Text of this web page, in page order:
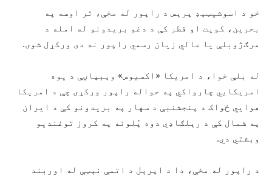
خو د اسوشیټېډ پرېس د راپور له مخې، تر اوسه په
بحرین، کویت او قطر کې د دغو بریدونو له امله د
مرګ‌ژوبلې یا مالي زیان رسمي راپور نه دی ورکړل شوی.
له بلې خوا، د امریکا «اکسیوس» وېبپاڼې د یوه
امریکايي چارواکي په حواله راپور ورکړی چې د امریکا
هوايي ځواک د پنجشنبې د سهار په بریدونو کې د ایران
په شمال کې د رېلګاډي دوه پُلونه په کروز توغندیو
وبشتي دي.
د راپور له مخې، دا د اپرېل د اتمې نېټې له اوربند